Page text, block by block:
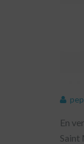
En
Saint